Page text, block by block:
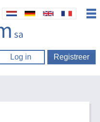
Log in Registreer